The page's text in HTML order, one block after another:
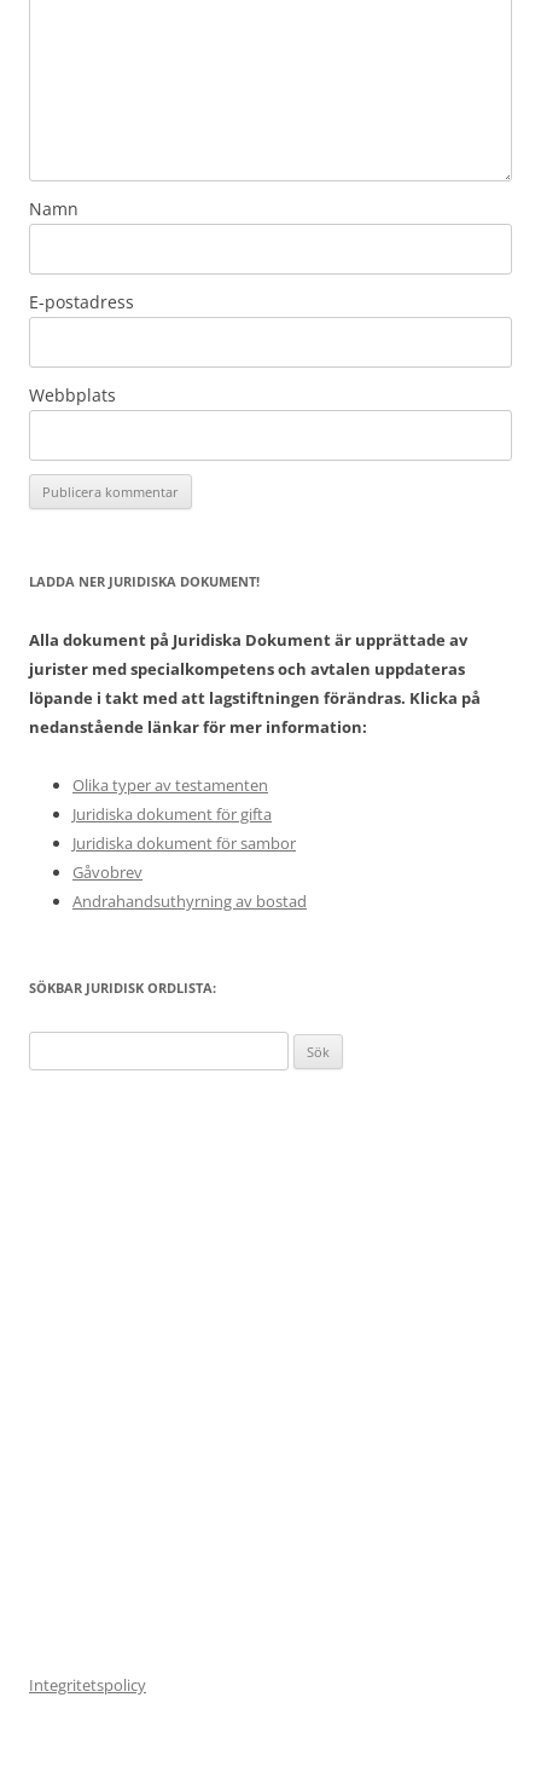
Namn
E-postadress
Webbplats
LADDA NER JURIDISKA DOKUMENT!
Alla dokument på Juridiska Dokument är upprättade av
jurister med specialkompetens och avtalen uppdateras
löpande i takt med att lagstiftningen förändras. Klicka på
nedanstående länkar för mer information:
Olika typer av testamenten
Juridiska dokument för gifta
Juridiska dokument för sambor
Gåvobrev
Andrahandsuthyrning av bostad
SÖKBAR JURIDISK ORDLISTA:
efter:
Integritetspolicy